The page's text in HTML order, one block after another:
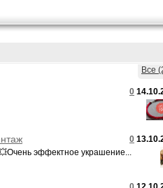
Все
0
0
эффектное украшение...